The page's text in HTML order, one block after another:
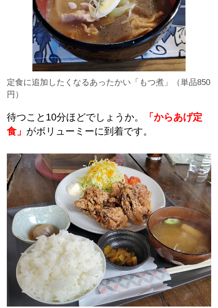
定食に追加したくなるあったかい「もつ煮」（単品850
円）
待つこと10分ほどでしょうか。
「からあげ定
食」 がボリューミーに到着です。